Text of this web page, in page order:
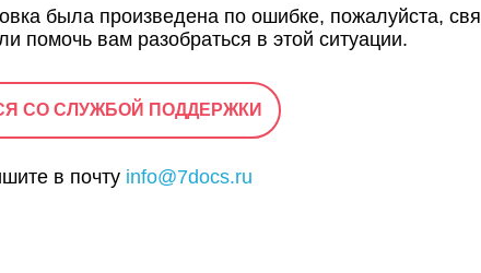
была произведена по ошибке, пожалуйста,
помочь вам разобраться в этой ситуации.
СО СЛУЖБОЙ ПОДДЕРЖКИ
в почту info@7docs.ru